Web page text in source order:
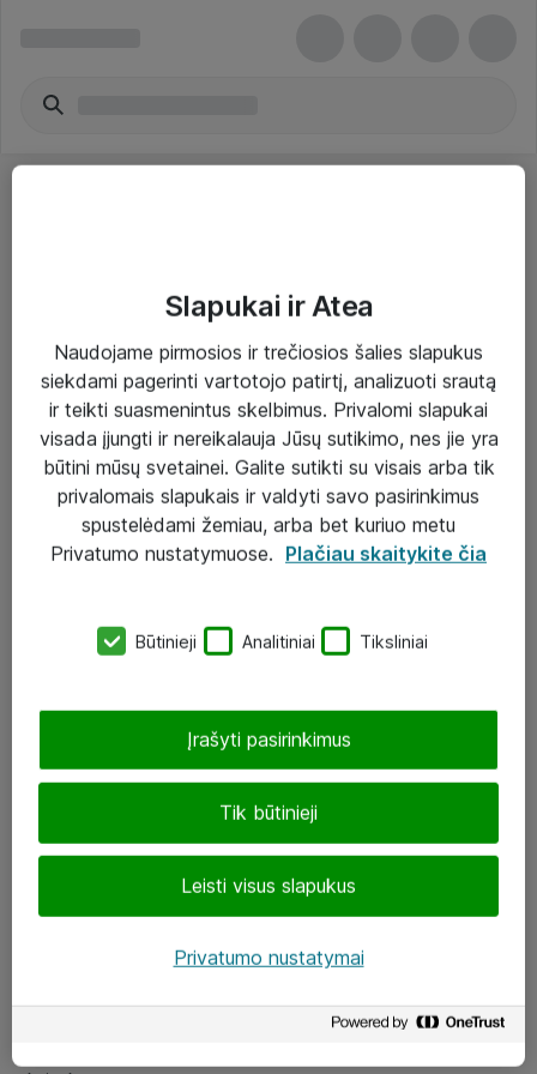
Paslaugos
Sprendimai
Įgyvendinti projektai
Atea ekspertų patarimai verslui
eShop@atea.lt
LinkedIn
Slapukai ir Atea
Naudojame pirmosios ir trečiosios šalies slapukus
siekdami pagerinti vartotojo patirtį, analizuoti srautą
ir teikti suasmenintus skelbimus. Privalomi slapukai
visada įjungti ir nereikalauja Jūsų sutikimo, nes jie yra
būtini mūsų svetainei. Galite sutikti su visais arba tik
privalomais slapukais ir valdyti savo pasirinkimus
spustelėdami žemiau, arba bet kuriuo metu
Privatumo nustatymuose. Plačiau skaitykite čia
Būtinieji Analitiniai Tiksliniai
Tik būtinieji
Leisti visus slapukus
Įrašyti pasirinkimus
Privatumo nustatymai